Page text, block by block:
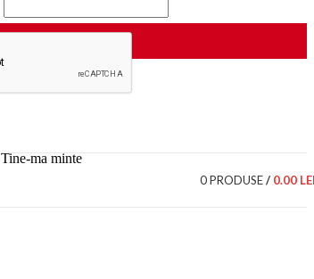
Tine-ma minte
0PRODUSE/ 0.00